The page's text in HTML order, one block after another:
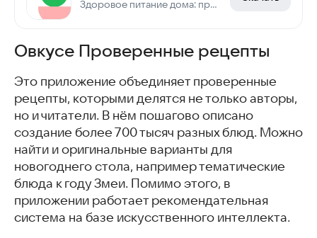
Здоровое питание дома: простые пп блюда на каждый день, план питания на неделю
Овкусе Проверенные рецепты
Это приложение объединяет проверенные
рецепты, которыми делятся не только авторы,
но и читатели. В нём пошагово описано
создание более 700 тысяч разных блюд. Можно
найти и оригинальные варианты для
новогоднего стола, например тематические
блюда к году Змеи. Помимо этого, в
приложении работает рекомендательная
система на базе искусственного интеллекта.